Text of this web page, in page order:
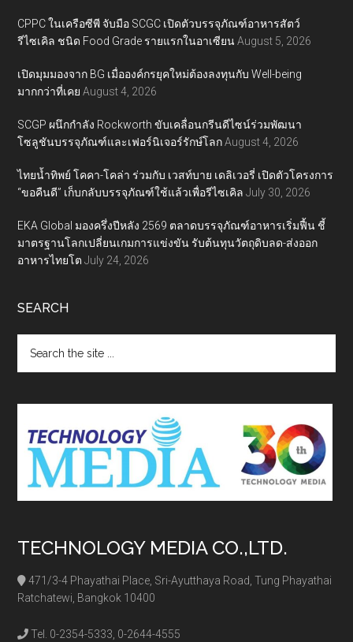
CPPC ในเครือซีพี จับมือ SCGC เปิดตัวบรรจุภัณฑ์อาหารสัตว์
รีไซเคิล ชนิด Food Grade รายแรกในอาเซียน August 5, 2026
เปิดมุมมองจาก BG เมื่อองค์กรยุคใหม่ต้องลงทุนกับ Well-being
มากกว่าที่เคย August 4, 2026
SCGP ผนึกกำลัง Rockworth ขับเคลื่อนกรีนดีไซน์ร่วมพัฒนา
โซลูชันบรรจุภัณฑ์และเฟอร์นิเจอร์รักษ์โลก August 4, 2026
ไทยน้ำทิพย์ โคคา-โคล่า ร่วมกับ เวสท์บาย เดลิเวอรี่ เปิดตัวโครงการ
“ขอคืนดี” เก็บกลับบรรจุภัณฑ์ใช้แล้วเพื่อรีไซเคิล July 30, 2026
EKA Global มองครึ่งปีหลัง 2569 ตลาดบรรจุภัณฑ์อาหารเริ่มฟื้น ชี้
มาตรฐานโลกเปลี่ยนเกมการแข่งขัน รับต้นทุนวัตถุดิบลด-ส่งออก
อาหารไทยโต July 24, 2026
SEARCH
the
TECHNOLOGY MEDIA CO.,LTD.
471/3-4 Phayathai Place, Sri-Ayutthaya Road, Tung Phayathai
Ratchatewi, Bangkok 10400
Tel. 0-2354-5333, 0-2644-4555